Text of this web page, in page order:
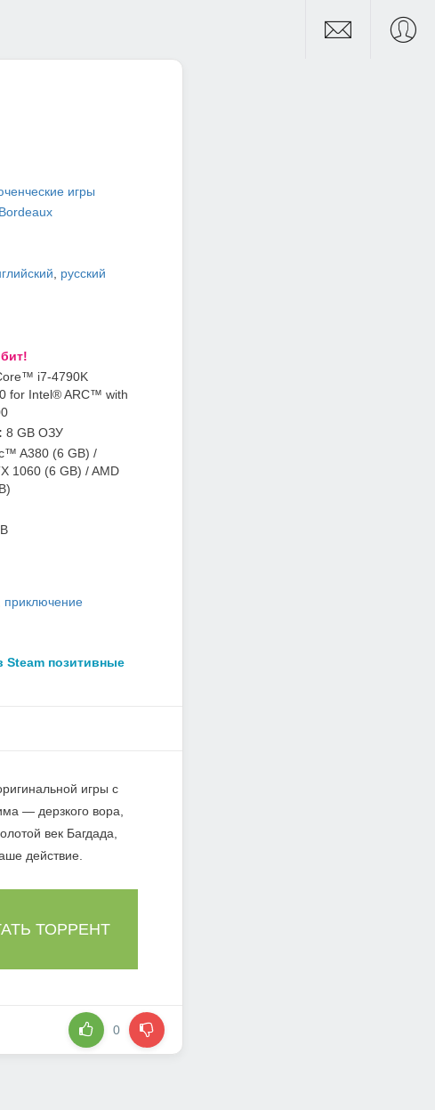
игры
русский
i7-4790K
for Intel® ARC™ with
8 GB ОЗУ
A380 (6 GB) /
1060 (6 GB) / AMD
приключение
Steam позитивные
игры с
— дерзкого вора,
век Багдада,
действие.
ТОРРЕНТ
0